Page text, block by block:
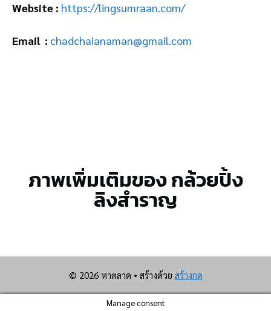
Website : https://lingsumraan.com/
Email : chadchaianaman@gmail.com
ภาพเพิ่มเติมของ กล้วยปิ้ง
ลิงสำราญ
© 2026 หาตลาด • สร้างด้วย สร้างกด
Manage consent